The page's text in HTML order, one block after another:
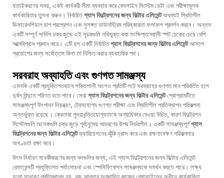
যাচাইকরণের সময়, একই কার্যকরী সীমা ব্যবহার করে বেসলাইন সিস্টেম ডেটা এবং পরীক্ষামূলক
কার্যকারিতার তুলনা করুন। নির্বাচিতগ্যাস ফিল্ট্রেশনের জন্য ফিল্টার এলিমেন্টঅবশ্যই স্থিতিশীল
ডিফারেনশিয়াল চাপ প্রগ্রেশন এবং সুসঙ্গত ডাউনস্ট্রিম পরিষ্কারতা ফলাফল প্রদর্শন করবে। অন্তত
একটি সম্পূর্ণ সার্ভিস চক্র জুড়ে এই সূচকগুলি নথিভুক্ত করা সংক্ষিপ্তমেয়াদী স্পট চেকের চেয়ে বেশি
আত্মবিশ্বাস প্রদান করে। এটি হল একটি নির্বাচিতগ্যাস ফিল্ট্রেশনের জন্য ফিল্টার এলিমেন্টআসলে
প্রয়োগের জন্য সর্বোত্তম কিনা তা নিশ্চিত করার ব্যবহারিক পথ।
সরবরাহ অব্যাহতি এবং গুণগত সামঞ্জস্য
এমনকি একটি প্রযুক্তিগতভাবে শক্তিশালী অংশও প্রতিটি লটে সরবরাহের গুণগত মান পরিবর্তিত হলে
দুর্বল বিন্দুতে পরিণত হতে পারে। সেরাগ্যাস ফিল্ট্রেশনের জন্য ফিল্টার এলিমেন্টপ্রোগ্রামটিতে
সামঞ্জস্যপূর্ণ উৎপাদন নিয়ন্ত্রণ, ট্রেসযোগ্য গুণগত পরীক্ষা এবং স্থিতিশীল প্রতিস্থাপন পরিকল্পনা
অন্তর্ভুক্ত রয়েছে। ক্রেতারা পুনরাবৃত্তিযোগ্যতাকে অগ্রাধিকার দেওয়া উচিত, কারণ ফিল্ট্রেশন
সিস্টেমগুলি অনেকগুলি চক্র জুড়ে পূর্বানুমেয় আচরণের উপর নির্ভরশীল। একটি সামঞ্জস্যপূর্ণগ্যাস
ফিল্ট্রেশনের জন্য ফিল্টার এলিমেন্টভ্যারিয়েশনের ঝুঁকি হ্রাস করে এবং রক্ষণাবেক্ষণ পরিকল্পনার
অখণ্ডতা রক্ষা করে।
উৎস নির্ধারণ মানকীকরণের জন্য দলগুলির জন্য, এইগ্যাস ফিল্ট্রেশনের জন্য ফিল্টার এলিমেন্ট
রেফারেন্সটি প্রযুক্তিগত পর্যালোচনা এবং স্পেসিফিকেশন সামঞ্জস্যকে সমর্থন করতে পারে। লক্ষ্য